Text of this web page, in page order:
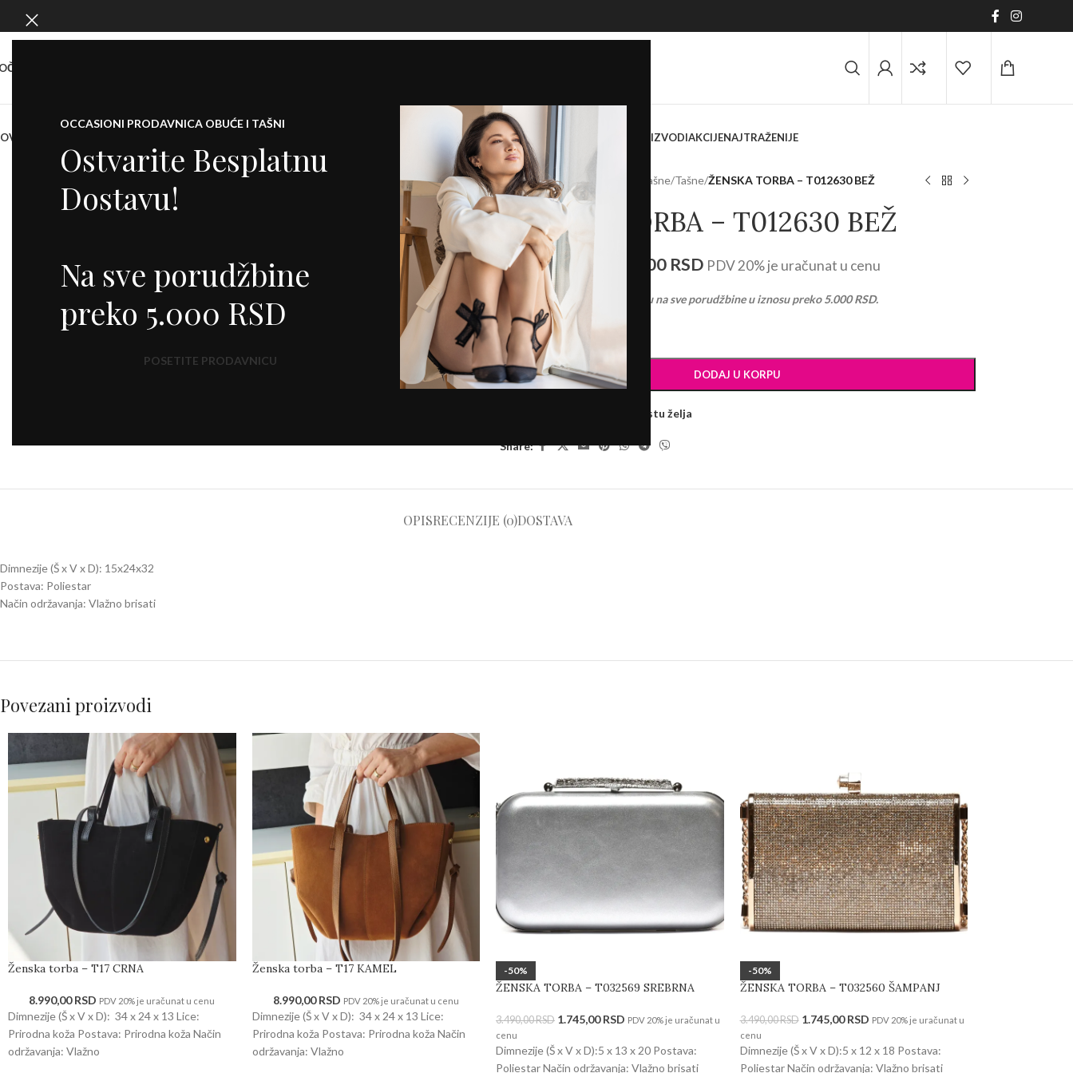
OCCASIONI PRODAVNICA OBUĆE I TAŠNI
Ostvarite Besplatnu
Dostavu!
Na sve porudžbine
preko 5.000 RSD
POSETITE PRODAVNICU
PAPUČEŽENSKE TORBE I TAŠNE SVI PROIZVODIAKCIJENAJTRAŽENIJE
-30%
Početna/Prodavnica Torbe i tašne/Tašne/ŽENSKA TORBA – T012630 BEŽ
ŽENSKA TORBA – T012630 BEŽ
3.990,00 RSD 2.793,00 RSD PDV 20% je uračunat u cenu
OstvariteBESPLATNU dostavu na sve porudžbine u iznosu preko 5.000 RSD.
- +
DODAJ U KORPU
Dodaj u listu želja
Share:
OPISRECENZIJE (0)DOSTAVA
Dimnezije (Š x V x D): 15x24x32
Postava: Poliestar
Način održavanja: Vlažno brisati
Povezani proizvodi
Ženska torba – T17 CRNA
8.990,00RSD PDV 20% je uračunat u cenu
Dimnezije (Š x V x D): 34 x 24 x 13 Lice:
Prirodna koža Postava: Prirodna koža Način
održavanja: Vlažno
Ženska torba – T17 KAMEL
8.990,00RSD PDV 20% je uračunat u cenu
Dimnezije (Š x V x D): 34 x 24 x 13 Lice:
Prirodna koža Postava: Prirodna koža Način
održavanja: Vlažno
-50%
ŽENSKA TORBA – T032569 SREBRNA
3.490,00RSD 1.745,00RSD PDV 20% je uračunat u
cenu
Dimnezije (Š x V x D):5 x 13 x 20 Postava:
Poliestar Način održavanja: Vlažno brisati
-50%
ŽENSKA TORBA – T032560 ŠAMPANJ
3.490,00RSD 1.745,00RSD PDV 20% je uračunat u
cenu
Dimnezije (Š x V x D):5 x 12 x 18 Postava:
Poliestar Način održavanja: Vlažno brisati